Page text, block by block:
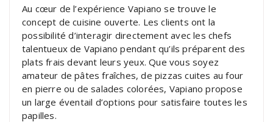
Au cœur de l’expérience Vapiano se trouve le
concept de cuisine ouverte. Les clients ont la
possibilité d’interagir directement avec les chefs
talentueux de Vapiano pendant qu’ils préparent des
plats frais devant leurs yeux. Que vous soyez
amateur de pâtes fraîches, de pizzas cuites au four
en pierre ou de salades colorées, Vapiano propose
un large éventail d’options pour satisfaire toutes les
papilles.